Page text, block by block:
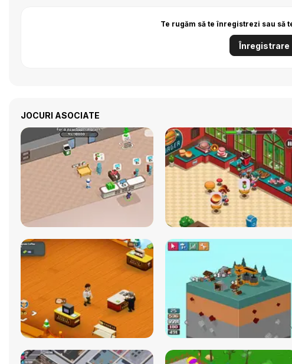
Te rugăm să te înregistrezi sau să
Înregistrare
JOCURI ASOCIATE